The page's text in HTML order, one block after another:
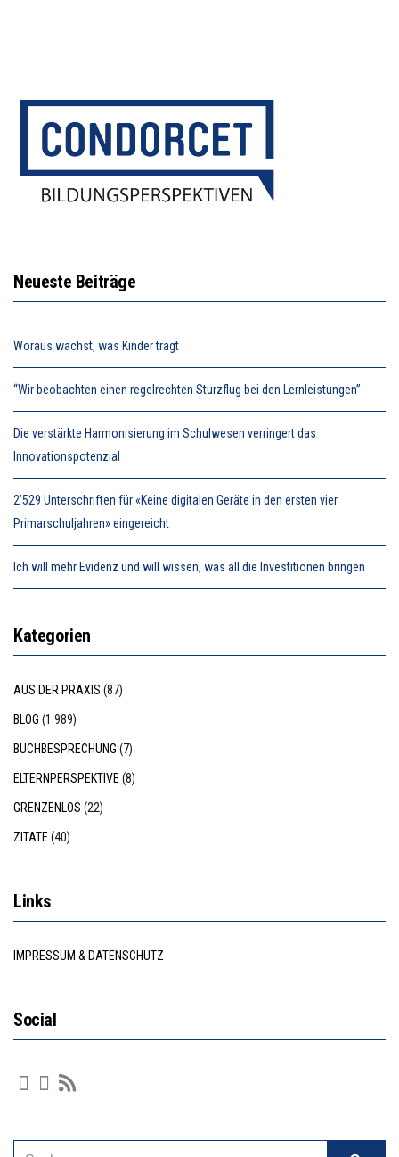
Neueste Beiträge
Woraus wächst, was Kinder trägt
“Wir beobachten einen regelrechten Sturzflug bei den Lernleistungen”
Die verstärkte Harmonisierung im Schulwesen verringert das
Innovationspotenzial
2’529 Unterschriften für «Keine digitalen Geräte in den ersten vier
Primarschuljahren» eingereicht
Ich will mehr Evidenz und will wissen, was all die Investitionen bringen
Kategorien
AUS DER PRAXIS (87)
BLOG (1.989)
BUCHBESPRECHUNG (7)
ELTERNPERSPEKTIVE(8)
GRENZENLOS (22)
ZITATE(40)
Links
IMPRESSUM & DATENSCHUTZ
Social